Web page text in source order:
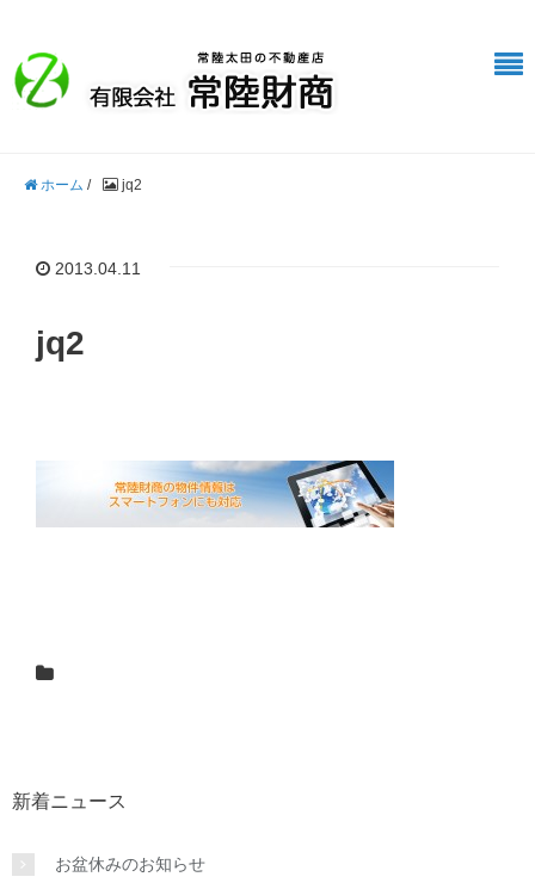
ホーム / jq2
2013.04.11
jq2
新着ニュース
お盆休みのお知らせ